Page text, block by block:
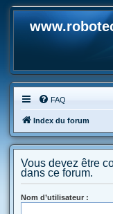
FAQ
Index du forum
Vous devez être
dans ce forum.
Nom d’utilisateur :